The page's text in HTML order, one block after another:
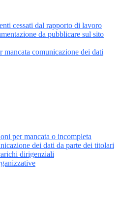
cessati dal rapporto di lavoro
da pubblicare sul sito
mancata comunicazione dei dati
per mancata o incompleta
dei dati da parte dei titolari
dirigenziali